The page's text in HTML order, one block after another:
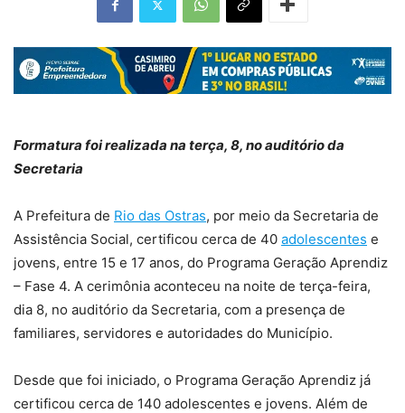
Formatura foi realizada na terça, 8, no auditório da
Secretaria
A Prefeitura de Rio das Ostras, por meio da Secretaria de
Assistência Social, certificou cerca de 40 adolescentes e
jovens, entre 15 e 17 anos, do Programa Geração Aprendiz
– Fase 4. A cerimônia aconteceu na noite de terça-feira,
dia 8, no auditório da Secretaria, com a presença de
familiares, servidores e autoridades do Município.
Desde que foi iniciado, o Programa Geração Aprendiz já
certificou cerca de 140 adolescentes e jovens. Além de